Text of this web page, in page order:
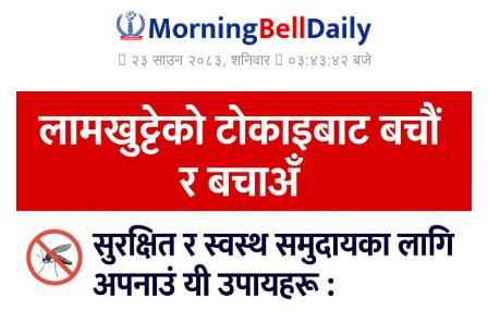
२३ साउन २०८३, शनिवार ०३:४३:४५ बजे